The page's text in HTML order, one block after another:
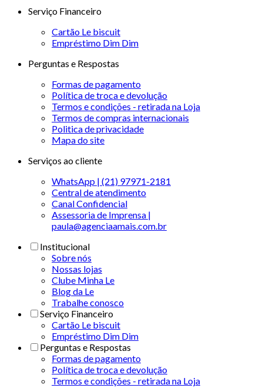
Serviço Financeiro
Cartão Le biscuit
Empréstimo Dim Dim
Perguntas e Respostas
Formas de pagamento
Política de troca e devolução
Termos e condições - retirada na Loja
Termos de compras internacionais
Politica de privacidade
Mapa do site
Serviços ao cliente
WhatsApp | (21) 97971-2181
Central de atendimento
Canal Confidencial
Assessoria de Imprensa |
paula@agenciaamais.com.br
Institucional
Sobre nós
Nossas lojas
Clube Minha Le
Blog da Le
Trabalhe conosco
Serviço Financeiro
Cartão Le biscuit
Empréstimo Dim Dim
Perguntas e Respostas
Formas de pagamento
Política de troca e devolução
Termos e condições - retirada na Loja